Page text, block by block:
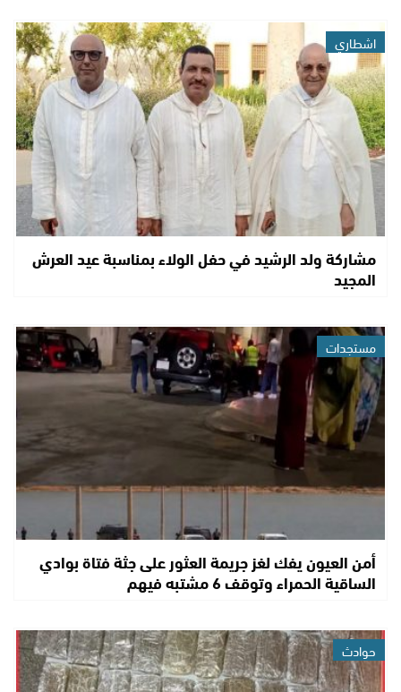
اشطاري
مشاركة ولد الرشيد في حفل الولاء بمناسبة عيد العرش
المجيد
مستجدات
أمن العيون يفك لغز جريمة العثور على جثة فتاة بوادي
الساقية الحمراء وتوقف 6 مشتبه فيهم
حوادث